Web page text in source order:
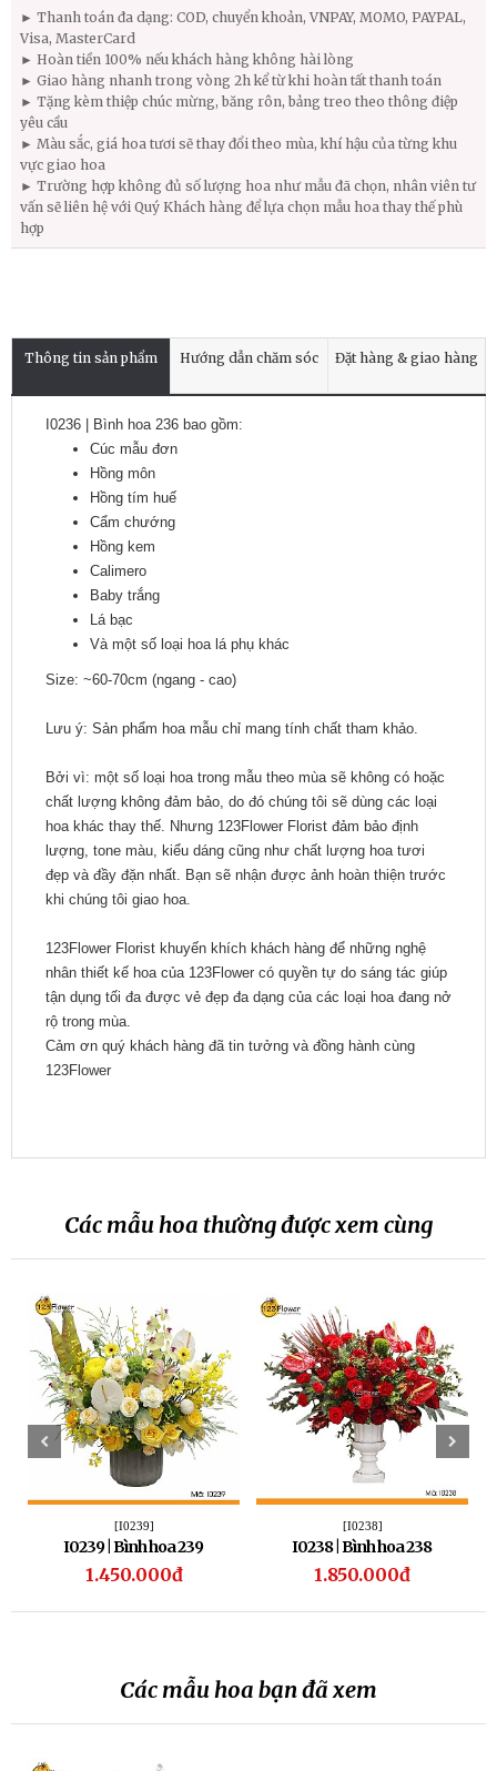
► Thanh toán đa dạng: COD, chuyển khoản, VNPAY, MOMO, PAYPAL,
Visa, MasterCard
► Hoàn tiền 100% nếu khách hàng không hài lòng
► Giao hàng nhanh trong vòng 2h kể từ khi hoàn tất thanh toán
► Tặng kèm thiệp chúc mừng, băng rôn, bảng treo theo thông điệp
yêu cầu
► Màu sắc, giá hoa tươi sẽ thay đổi theo mùa, khí hậu của từng khu
vực giao hoa
► Trường hợp không đủ số lượng hoa như mẫu đã chọn, nhân viên tư
vấn sẽ liên hệ với Quý Khách hàng để lựa chọn mẫu hoa thay thế phù
hợp
Thông tin sản phẩm Hướng dẫn chăm sóc Đặt hàng & giao hàng
I0236 | Bình hoa 236 bao gồm:
Cúc mẫu đơn
Hồng môn
Hồng tím huế
Cẩm chướng
Hồng kem
Calimero
Baby trắng
Lá bạc
Và một số loại hoa lá phụ khác
Size: ~60-70cm (ngang - cao)
Lưu ý: Sản phẩm hoa mẫu chỉ mang tính chất tham khảo.
Bởi vì: một số loại hoa trong mẫu theo mùa sẽ không có hoặc
chất lượng không đảm bảo, do đó chúng tôi sẽ dùng các loại
hoa khác thay thế. Nhưng 123Flower Florist đảm bảo định
lượng, tone màu, kiểu dáng cũng như chất lượng hoa tươi
đẹp và đầy đặn nhất. Bạn sẽ nhận được ảnh hoàn thiện trước
khi chúng tôi giao hoa.
123Flower Florist khuyến khích khách hàng để những nghệ
nhân thiết kế hoa của 123Flower có quyền tự do sáng tác giúp
tận dụng tối đa được vẻ đẹp đa dạng của các loại hoa đang nở
rộ trong mùa.
Cảm ơn quý khách hàng đã tin tưởng và đồng hành cùng
123Flower
Các mẫu hoa thường được xem cùng
[I0239]
I0239 | Bình hoa 239
1.450.000đ
[I0238]
I0238 | Bình hoa 238
1.850.000đ
Các mẫu hoa bạn đã xem